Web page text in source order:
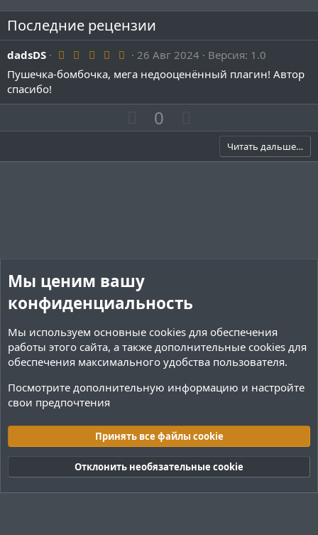
Последние рецензии
dadsDS 5
0
в
з
26 Авг 2024
Версия: 1.0
Пушечка-бомбочка, мега недооценённый плагин! Автор
спасибо!
П
о
и
г
о
о
с
0
е
а
о
с
Читать дальше…
Cookies Тёмная (2020)
Русский (RU)
Обратная связь
Условия и правила
Политика конфиденциальности
Помощь
R
Мы ценим вашу
конфиденциальность
Мы используем основные cookies для обеспечения
работы этого сайта, а также дополнительные cookies для
обеспечения максимального удобства пользователя.
Посмотрите дополнительную информацию и настройте
свои предпочтения
Принять все файлы cookie
Отклонить необязательные cookie